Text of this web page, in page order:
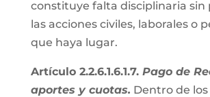
constituye falta disciplinaria sin
las acciones civiles, laborales o
que haya lugar.
Artículo 2.2.6.1.6.1.7. Pago de
aportes y cuotas. Dentro de